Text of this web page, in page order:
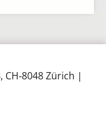
CH‑8048 Zürich |